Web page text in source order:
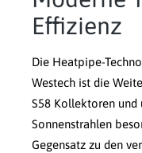
Effizienz
Die Heatpipe-
Westech ist die
S58 Kollektoren und
Sonnenstrahlen
Gegensatz zu den